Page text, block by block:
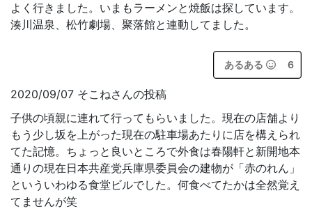
よく行きました。いまもラーメンと焼飯は探しています。
湊川温泉、松竹劇場、聚落館と連動してました。
あるある 6
2020/09/07 そこねさんの投稿
子供の頃親に連れて行ってもらいました。現在の店舗より
もう少し坂を上がった現在の駐車場あたりに店を構えられ
てた記憶。ちょっと良いところで外食は春陽軒と新開地本
通りの現在日本共産党兵庫県委員会の建物が「赤のれん」
といういわゆる食堂ビルでした。何食べてたかは全然覚え
てませんが笑